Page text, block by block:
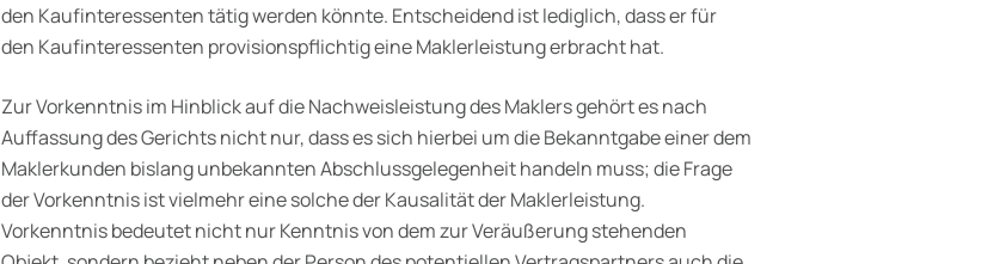
den Kaufinteressenten tätig werden könnte. Entscheidend ist lediglich, dass er für
den Kaufinteressenten provisions­pflichtig eine Maklerleistung erbracht hat.
Zur Vorkenntnis im Hinblick auf die Nachweisleistung des Maklers gehört es nach
Auffassung des Gerichts nicht nur, dass es sich hierbei um die Bekanntgabe einer dem
Maklerkunden bislang unbekannten Abschlussgelegenheit handeln muss; die Frage
der Vorkenntnis ist viel­mehr eine solche der Kausalität der Maklerleistung.
Vorkenntnis bedeutet nicht nur Kenntnis von dem zur Veräußerung stehenden